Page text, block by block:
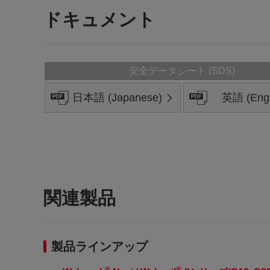
ドキュメント
安全データシート (SDS)
日本語 (Japanese) 英語
関連製品
製品ラインアップ